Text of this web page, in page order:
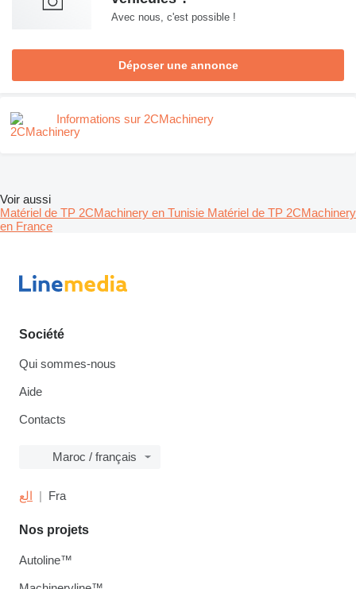
Avec nous, c'est possible !
Déposer une annonce
Informations sur 2CMachinery
Voir aussi
Matériel de TP 2CMachinery en Tunisie Matériel de TP 2CMachinery
en France
Société
Qui sommes-nous
Aide
Contacts
Maroc / français
الع Fra
Nos projets
Autoline™